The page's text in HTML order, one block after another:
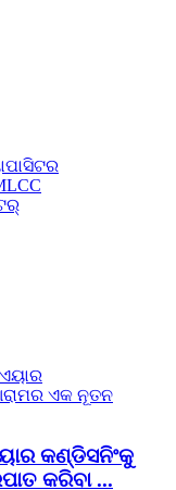
କଣ୍ଡିସନିଂକୁ
କରିବା ...